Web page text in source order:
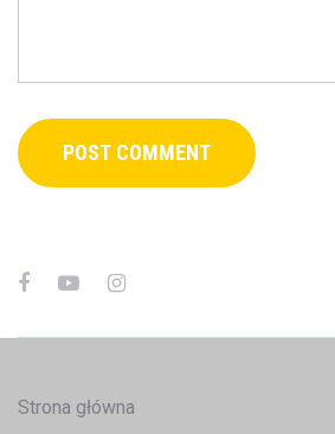
Strona główna